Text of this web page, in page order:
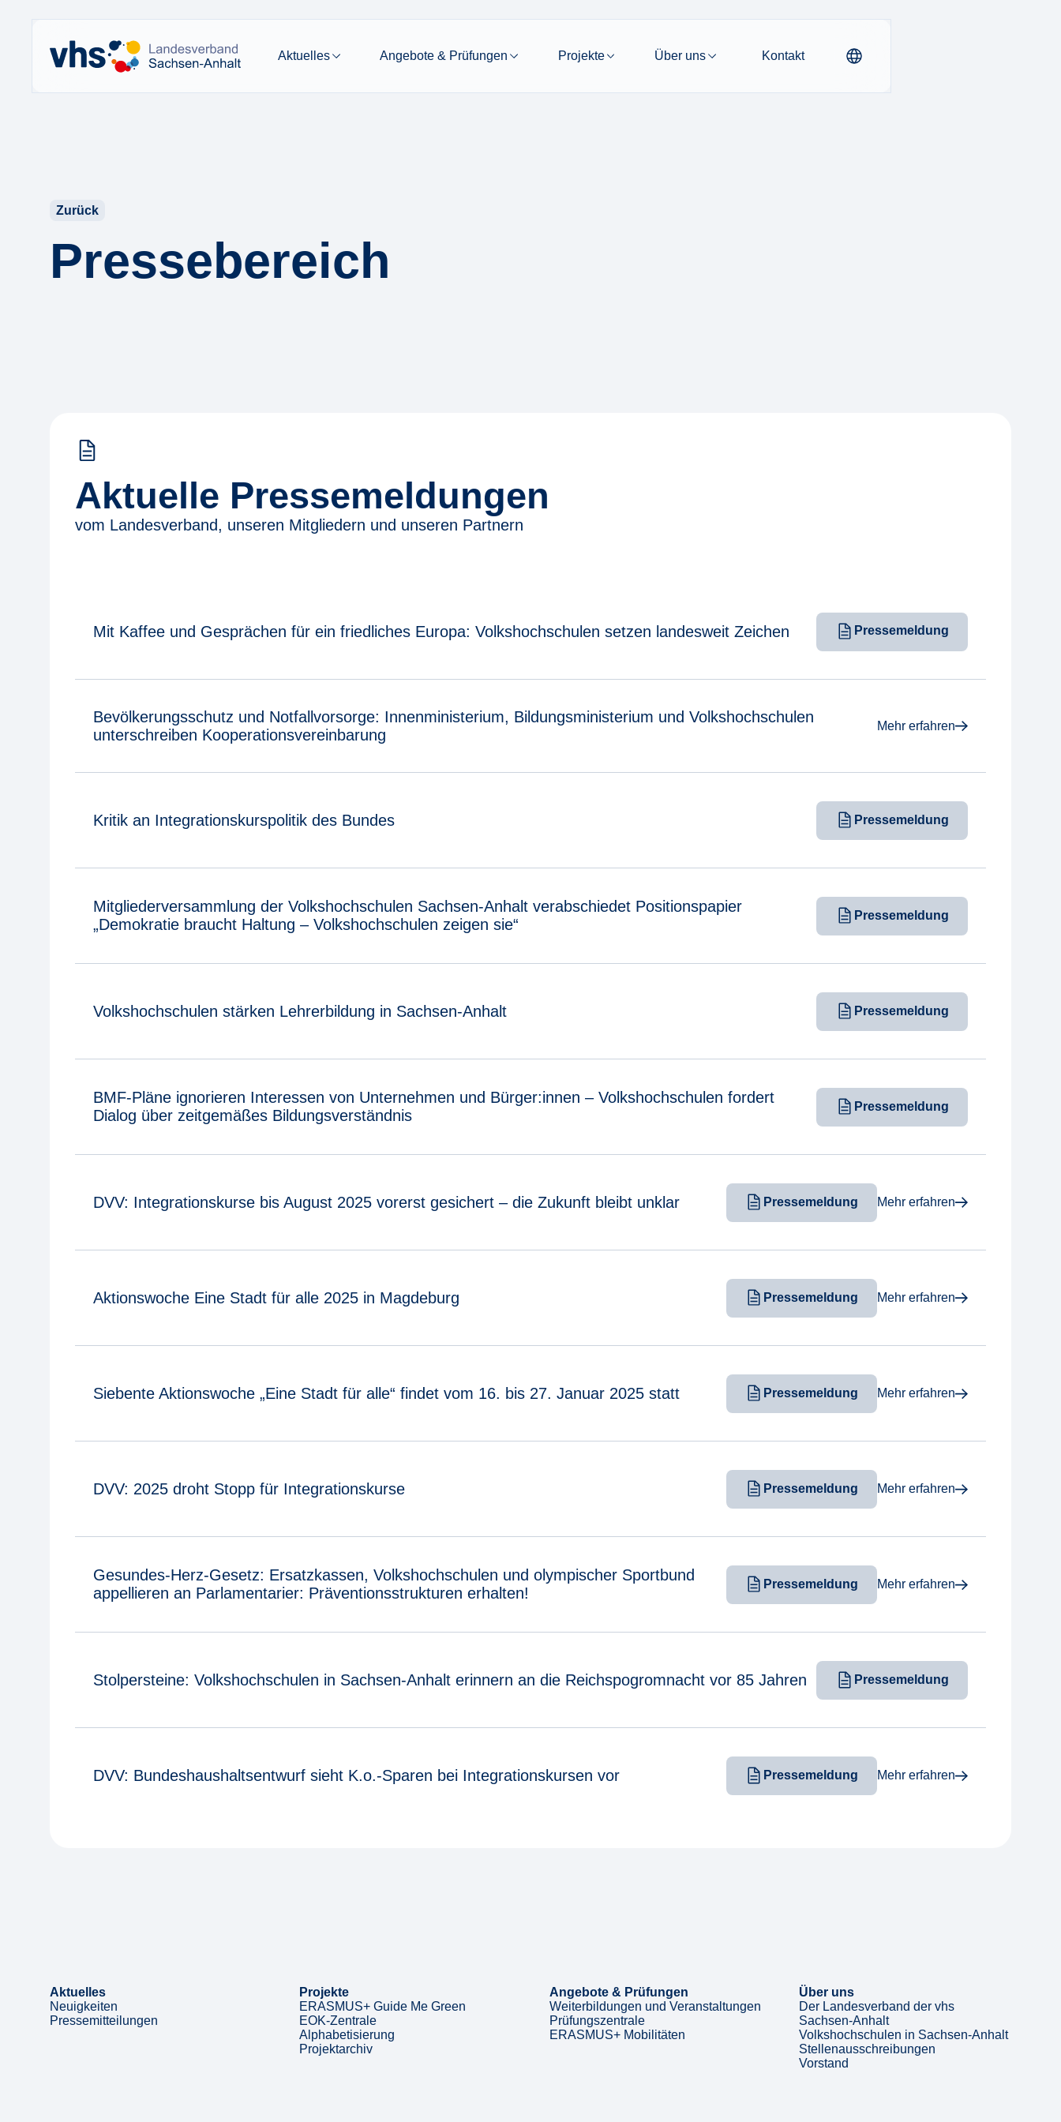
Aktuelles Angebote & Prüfungen Projekte Über uns Kontakt
Zurück
Pressebereich
Aktuelle Pressemeldungen
vom Landesverband, unseren Mitgliedern und unseren Partnern
Mit Kaffee und Gesprächen für ein friedliches Europa: Volkshochschulen setzen landesweit Zeichen Pressemeldung
Bevölkerungsschutz und Notfallvorsorge: Innenministerium, Bildungsministerium und Volkshochschulen
unterschreiben Kooperationsvereinbarung
Mehr erfahren
Kritik an Integrationskurspolitik des Bundes Pressemeldung
Mitgliederversammlung der Volkshochschulen Sachsen-Anhalt verabschiedet Positionspapier
„Demokratie braucht Haltung – Volkshochschulen zeigen sie“
Pressemeldung
Volkshochschulen stärken Lehrerbildung in Sachsen-Anhalt Pressemeldung
BMF-Pläne ignorieren Interessen von Unternehmen und Bürger:innen – Volkshochschulen fordert
Dialog über zeitgemäßes Bildungsverständnis
Pressemeldung
DVV: Integrationskurse bis August 2025 vorerst gesichert – die Zukunft bleibt unklar Pressemeldung Mehr erfahren
Aktionswoche Eine Stadt für alle 2025 in Magdeburg Pressemeldung Mehr erfahren
Siebente Aktionswoche „Eine Stadt für alle“ findet vom 16. bis 27. Januar 2025 statt Pressemeldung Mehr erfahren
DVV: 2025 droht Stopp für Integrationskurse Pressemeldung Mehr erfahren
Gesundes-Herz-Gesetz: Ersatzkassen, Volkshochschulen und olympischer Sportbund
appellieren an Parlamentarier: Präventionsstrukturen erhalten!
Pressemeldung Mehr erfahren
Stolpersteine: Volkshochschulen in Sachsen-Anhalt erinnern an die Reichspogromnacht vor 85 Jahren Pressemeldung
DVV: Bundeshaushaltsentwurf sieht K.o.-Sparen bei Integrationskursen vor Pressemeldung Mehr erfahren
Aktuelles
Neuigkeiten
Pressemitteilungen
Projekte
ERASMUS+ Guide Me Green
EOK-Zentrale
Alphabetisierung
Projektarchiv
Angebote & Prüfungen
Weiterbildungen und Veranstaltungen
Prüfungszentrale
ERASMUS+ Mobilitäten
Über uns
Der Landesverband der vhs
Sachsen-Anhalt
Volkshochschulen in Sachsen-Anhalt
Stellenausschreibungen
Vorstand